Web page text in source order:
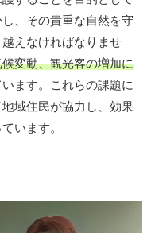
、その貴重な自然を守
えなければなりませ
変動、観光客の増加に
います。これらの課題に
域住民が協力し、効果
います。